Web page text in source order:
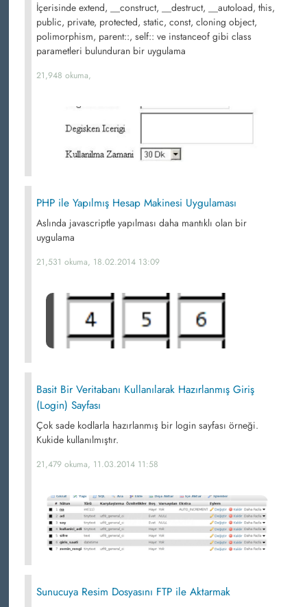
İçerisinde extend, __construct, __destruct, __autoload, this,
public, private, protected, static, const, cloning object,
polimorphism, parent::, self:: ve instanceof gibi class
parametleri bulunduran bir uygulama
21,948 okuma,
PHP ile Yapılmış Hesap Makinesi Uygulaması
Aslında javascriptle yapılması daha mantıklı olan bir
uygulama
21,531 okuma, 18.02.2014 13:09
Basit Bir Veritabanı Kullanılarak Hazırlanmış Giriş
(Login) Sayfası
Çok sade kodlarla hazırlanmış bir login sayfası örneği.
Kukide kullanılmıştır.
21,479 okuma, 11.03.2014 11:58
Sunucuya Resim Dosyasını FTP ile Aktarmak